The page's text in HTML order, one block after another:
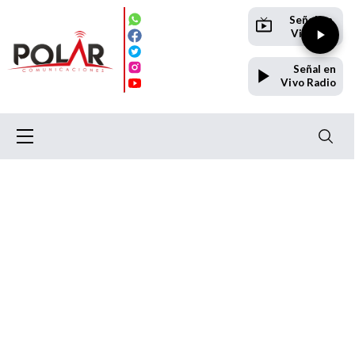
Señal en
Vivo TV
Señal en
Vivo Radio